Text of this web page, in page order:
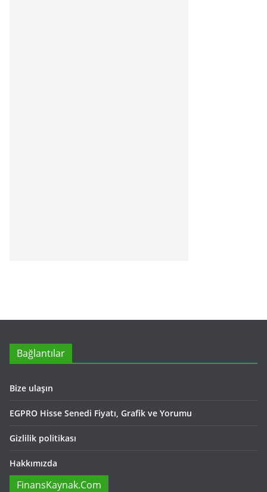
Bağlantılar
Bize ulaşın
EGPRO Hisse Senedi Fiyatı, Grafik ve Yorumu
Gizlilik politikası
Hakkımızda
FinansKaynak.Com